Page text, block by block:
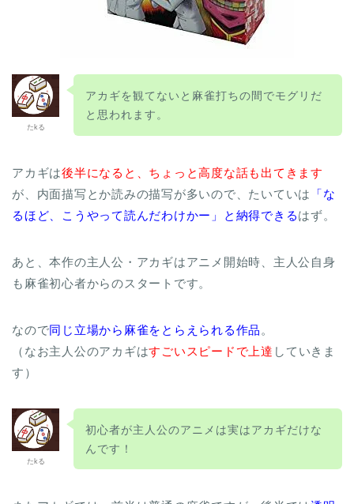
たkる
アカギを観てないと麻雀打ちの間でモグリだ
と思われます。
アカギは後半になると、ちょっと高度な話も出てきます
が、内面描写とか読みの描写が多いので、たいていは
「な
るほど、こうやって読んだわけかー」と納得できるはず。
あと、本作の主人公・アカギはアニメ開始時、主人公自身
も麻雀初心者からのスタートです。
なので同じ立場から麻雀をとらえられる作品 。
（なお主人公のアカギはすごいスピードで上達 していきま
す）
たkる
初心者が主人公のアニメは実はアカギだけな
んです！